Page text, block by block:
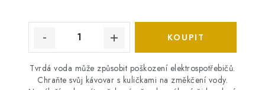
Tvrdá voda může způsobit poškození elektrospotřebičů.
Chraňte svůj kávovar s kuličkami na změkčení vody.